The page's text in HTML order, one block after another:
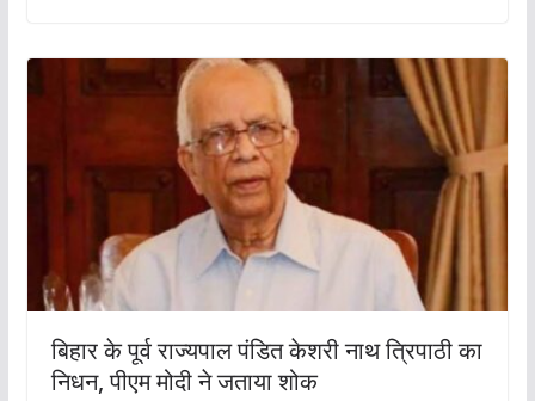
बिहार के पूर्व राज्यपाल पंडित केशरी नाथ त्रिपाठी का
निधन, पीएम मोदी ने जताया शोक